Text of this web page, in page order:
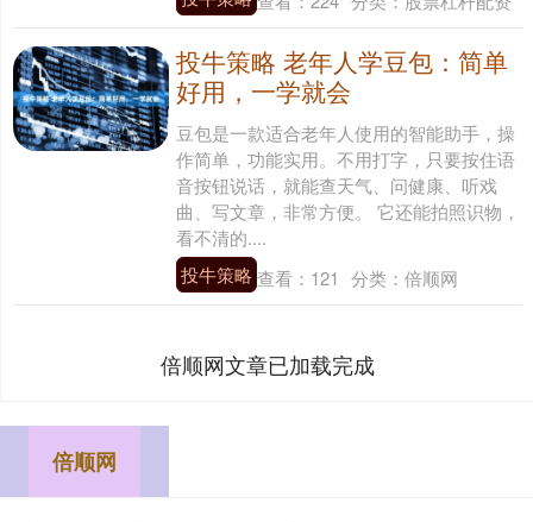
投牛策略 老年人学豆包：简单
好用，一学就会
豆包是一款适合老年人使用的智能助手，操
作简单，功能实用。不用打字，只要按住语
音按钮说话，就能查天气、问健康、听戏
曲、写文章，非常方便。 它还能拍照识物，
看不清的....
投牛策略 查看： 121 分类： 倍顺网
倍顺网文章已加载完成
倍顺网